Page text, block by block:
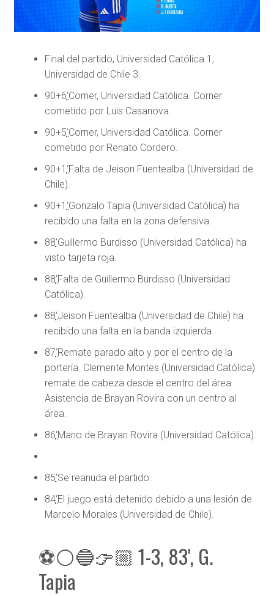
Final del partido, Universidad Católica 1,
Universidad de Chile 3.
90+6‘Corner, Universidad Católica. Corner
cometido por Luis Casanova.
90+5‘Corner, Universidad Católica. Corner
cometido por Renato Cordero.
90+1 ‘Falta de Jeison Fuentealba (Universidad de
Chile).
90+1 ‘Gonzalo Tapia (Universidad Católica) ha
recibido una falta en la zona defensiva.
88‘Guillermo Burdisso (Universidad Católica) ha
visto tarjeta roja.
88‘Falta de Guillermo Burdisso (Universidad
Católica).
88‘Jeison Fuentealba (Universidad de Chile) ha
recibido una falta en la banda izquierda.
87‘Remate parado alto y por el centro de la
portería. Clemente Montes (Universidad Católica)
remate de cabeza desde el centro del área.
Asistencia de Brayan Rovira con un centro al
área.
86‘Mano de Brayan Rovira (Universidad Católica).
85‘Se reanuda el partido.
84‘El juego está detenido debido a una lesión de
Marcelo Morales (Universidad de Chile).
⚽⚪🔵👉🏼 1-3, 83', G.
Tapia